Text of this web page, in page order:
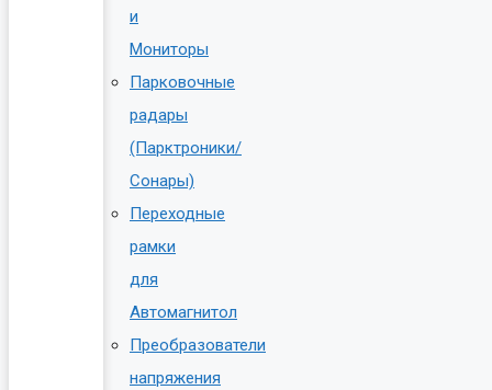
и
Мониторы
Парковочные
радары
(Парктроники/
Сонары)
Переходные
рамки
для
Автомагнитол
Преобразователи
напряжения